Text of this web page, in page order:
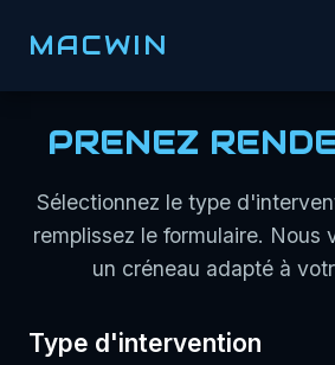
MACWIN
PRENEZ
Sélectionnez le type
remplissez le formulaire. Nous
un créneau adapté à
Type d'intervention